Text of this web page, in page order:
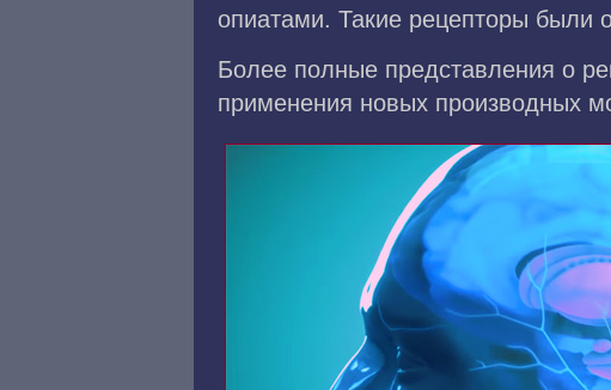
опиатами. Такие рецепторы
Более полные представления о
применения новых производных